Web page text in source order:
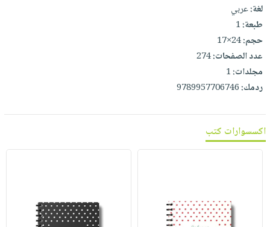
انشر
كتابك
تواصل
معنا
لغة:عربي
طبعة:1
حجم:24×17
عدد الصفحات:274
مجلدات:1
ردمك:9789957706746
اكسسوارات كتب